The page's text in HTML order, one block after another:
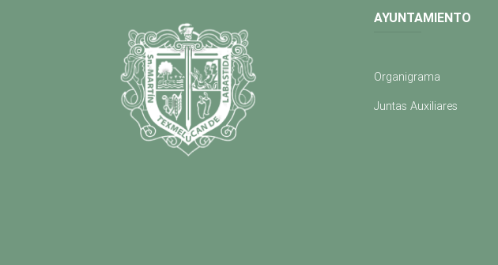
AYUNTAMIENTO
Organigrama
Juntas Auxiliares